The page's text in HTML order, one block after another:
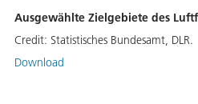
Ausgewählte Zielgebiete des
Credit: Statistisches Bundesamt, DLR.
Download